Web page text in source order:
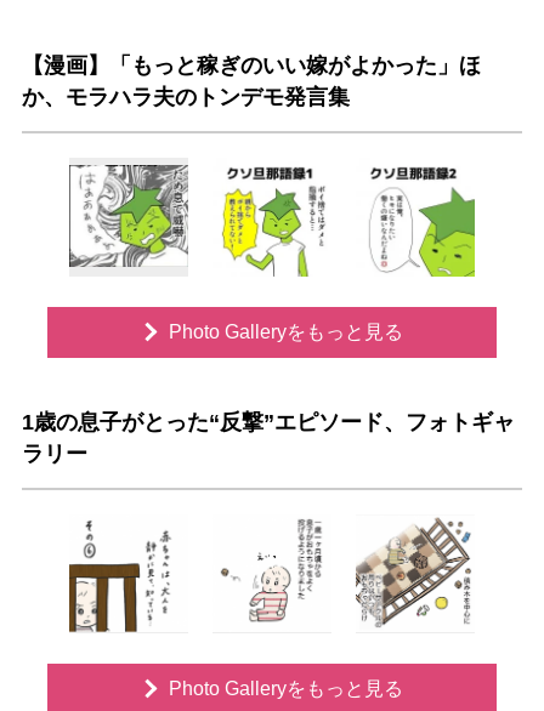
【漫画】「もっと稼ぎのいい嫁がよかった」ほ
か、モラハラ夫のトンデモ発言集
Photo Galleryをもっと見る
1歳の息子がとった“反撃”エピソード、フォトギャ
ラリー
Photo Galleryをもっと見る